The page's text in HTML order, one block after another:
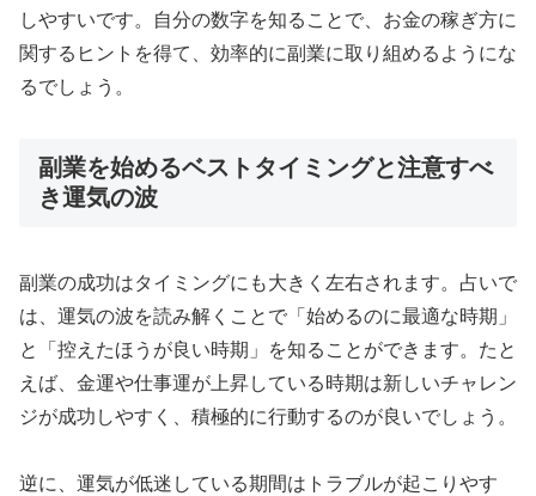
しやすいです。自分の数字を知ることで、お金の稼ぎ方に
関するヒントを得て、効率的に副業に取り組めるようにな
るでしょう。
副業を始めるベストタイミングと注意すべ
き運気の波
副業の成功はタイミングにも大きく左右されます。占いで
は、運気の波を読み解くことで「始めるのに最適な時期」
と「控えたほうが良い時期」を知ることができます。たと
えば、金運や仕事運が上昇している時期は新しいチャレン
ジが成功しやすく、積極的に行動するのが良いでしょう。
逆に、運気が低迷している期間はトラブルが起こりやす